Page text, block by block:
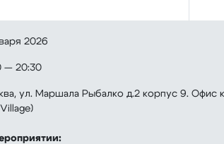
2026
— 20:30
ул. Маршала Рыбалко д.2 корпус 9. Офис